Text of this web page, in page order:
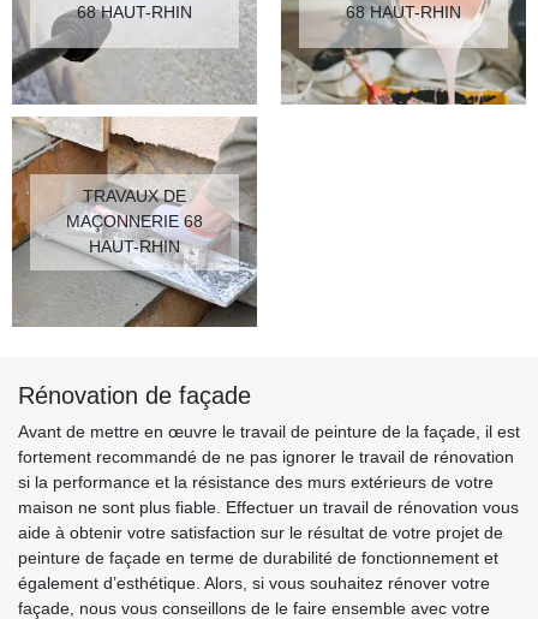
68 HAUT-RHIN
68 HAUT-RHIN
TRAVAUX DE
MAÇONNERIE 68
HAUT-RHIN
Rénovation de façade
Avant de mettre en œuvre le travail de peinture de la façade, il est
fortement recommandé de ne pas ignorer le travail de rénovation
si la performance et la résistance des murs extérieurs de votre
maison ne sont plus fiable. Effectuer un travail de rénovation vous
aide à obtenir votre satisfaction sur le résultat de votre projet de
peinture de façade en terme de durabilité de fonctionnement et
également d’esthétique. Alors, si vous souhaitez rénover votre
façade, nous vous conseillons de le faire ensemble avec votre